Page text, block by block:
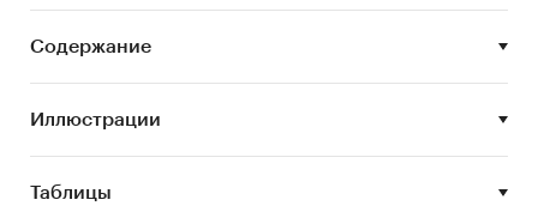
привлекательности, прогноз развития рынка и
другие процессы
Анализ рынка рынка операторов ЭДО
выполнен по рынку в целом, без изучения
Цель исследования:
Содержание
Иллюстрации
Таблицы